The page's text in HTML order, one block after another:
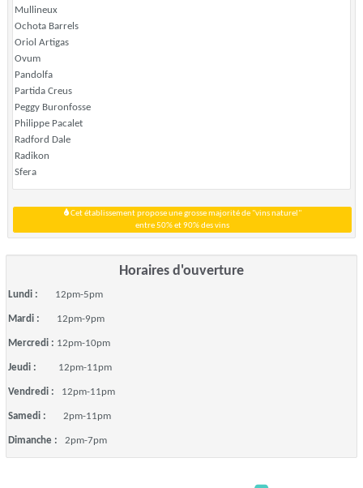
Mullineux
Ochota Barrels
Oriol Artigas
Ovum
Pandolfa
Partida Creus
Peggy Buronfosse
Philippe Pacalet
Radford Dale
Radikon
Sfera
Cet établissement propose une grosse majorité de "vins naturel"
entre 50% et 90% des vins
Horaires d'ouverture
Lundi : 12pm-5pm
Mardi : 12pm-9pm
Mercredi : 12pm-10pm
Jeudi : 12pm-11pm
Vendredi : 12pm-11pm
Samedi : 2pm-11pm
Dimanche : 2pm-7pm